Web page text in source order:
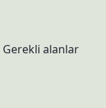
Gerekli alanlar